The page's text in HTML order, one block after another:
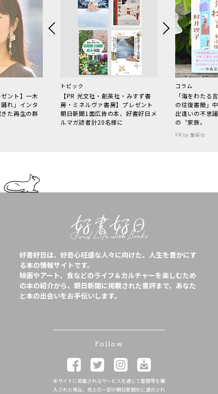
ント】一木
れ」インタ
た再生の群
トピック
【PR 光文社・創英社・みすず書
房・ミネルヴァ書房】プレゼント
朝日新聞1面広告の本、好書好日メ
ルマガ読者計20名様に
コラム
「海をわた
の往復書簡」
出逢いの不思
の〝家族〟
PR by 集英社
好書好日は、好奇心旺盛な人々に向けた、人生を豊かにす
る本の情報サイトです。
映画やアート、食などのライフ＆カルチャーを楽しむため
の本の紹介から、朝日新聞に掲載された書評まで、あなた
と本の出会いをお手伝いします。
Follow
本サイトに掲載されるサービスを通じて書籍等を購
入された場合、売上の一部が朝日新聞社に還元され